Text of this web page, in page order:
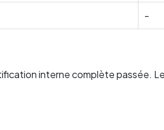
-
interne complète passée.